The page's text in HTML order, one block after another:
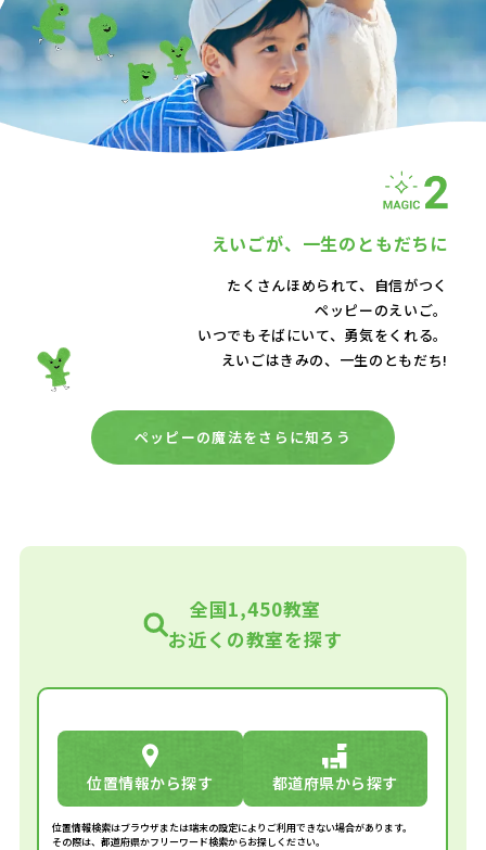
えいごが、 一生のともだちに
たくさんほめられて、自信がつく
ペッピーのえいご。
いつでもそばにいて、 勇気をくれる。
えいごはきみの、一生のともだち!
ペッピーの魔法をさらに知ろう
全国1,450教室
お近くの教室を探す
位置情報から探す 都道府県から探す
位置情報検索はブラウザまたは端末の設定によりご利用できない場合があります。
その際は、都道府県かフリーワード検索からお探しください。